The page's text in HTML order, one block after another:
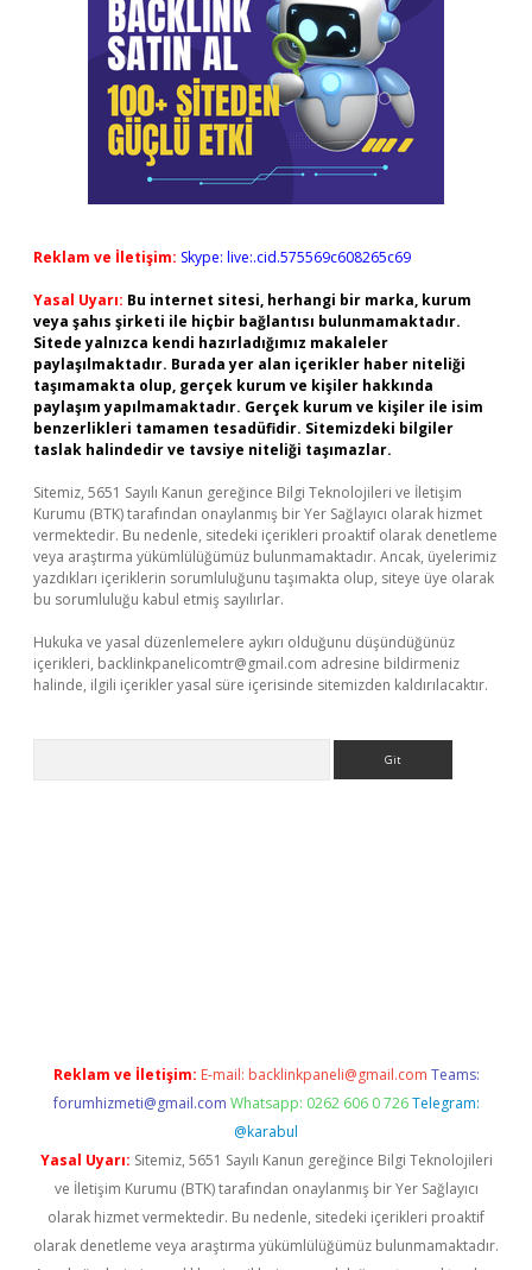
Reklam ve İletişim: Skype: live:.cid.575569c608265c69
Yasal Uyarı: Bu internet sitesi, herhangi bir marka, kurum
veya şahıs şirketi ile hiçbir bağlantısı bulunmamaktadır.
Sitede yalnızca kendi hazırladığımız makaleler
paylaşılmaktadır. Burada yer alan içerikler haber niteliği
taşımamakta olup, gerçek kurum ve kişiler hakkında
paylaşım yapılmamaktadır. Gerçek kurum ve kişiler ile isim
benzerlikleri tamamen tesadüfidir. Sitemizdeki bilgiler
taslak halindedir ve tavsiye niteliği taşımazlar.
Sitemiz, 5651 Sayılı Kanun gereğince Bilgi Teknolojileri ve İletişim
Kurumu (BTK) tarafından onaylanmış bir Yer Sağlayıcı olarak hizmet
vermektedir. Bu nedenle, sitedeki içerikleri proaktif olarak denetleme
veya araştırma yükümlülüğümüz bulunmamaktadır. Ancak, üyelerimiz
yazdıkları içeriklerin sorumluluğunu taşımakta olup, siteye üye olarak
bu sorumluluğu kabul etmiş sayılırlar.
Hukuka ve yasal düzenlemelere aykırı olduğunu düşündüğünüz
içerikleri, backlinkpanelicomtr@gmail.com adresine bildirmeniz
halinde, ilgili içerikler yasal süre içerisinde sitemizden kaldırılacaktır.
Reklam ve İletişim: E-mail: backlinkpaneli@gmail.com Teams:
forumhizmeti@gmail.com Whatsapp: 0262 606 0 726 Telegram:
@karabul
Yasal Uyarı: Sitemiz, 5651 Sayılı Kanun gereğince Bilgi Teknolojileri
ve İletişim Kurumu (BTK) tarafından onaylanmış bir Yer Sağlayıcı
olarak hizmet vermektedir. Bu nedenle, sitedeki içerikleri proaktif
olarak denetleme veya araştırma yükümlülüğümüz bulunmamaktadır.